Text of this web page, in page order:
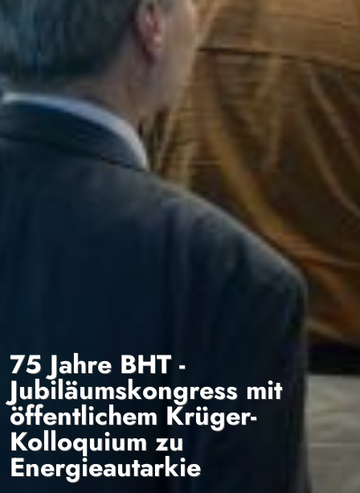
75 Jahre BHT -
Jubiläumskongress mit
öffentlichem Krüger-
Kolloquium zu
Energieautarkie